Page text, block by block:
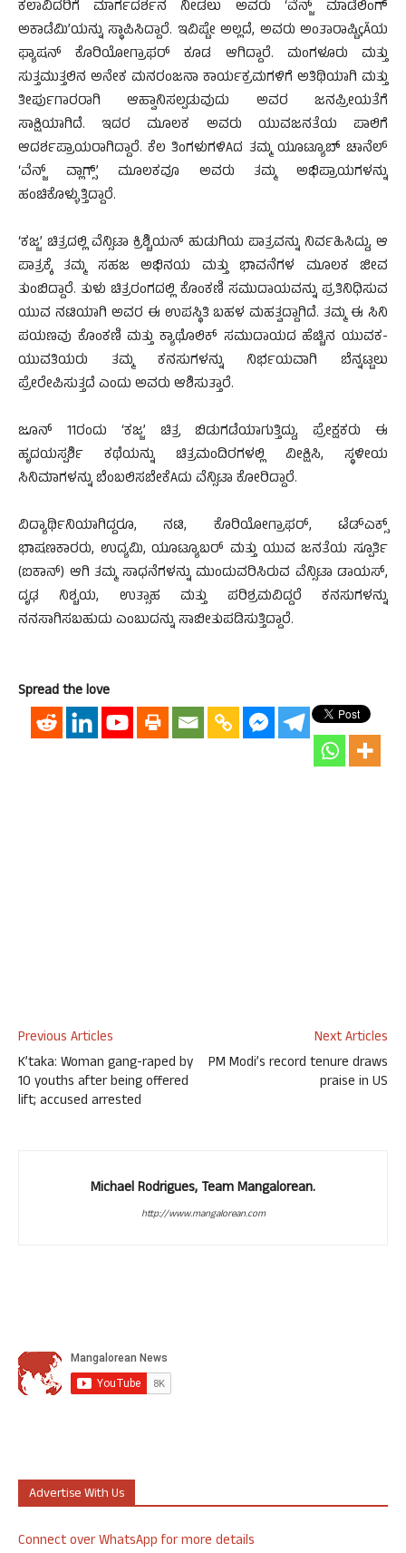
ಕಲಾವಿದರಿಗೆ ಮಾರ್ಗದರ್ಶನ ನೀಡಲು ಅವರು ‘ವೆನ್ಜ್ ಮಾಡೆಲಿಂಗ್
ಅಕಾಡೆಮಿ’ಯನ್ನು ಸ್ಥಾಪಿಸಿದ್ದಾರೆ. ಇವಿಷ್ಟೇ ಅಲ್ಲದೆ, ಅವರು ಅಂತಾರಾಷ್ಟಿçÃಯ
ಫ್ಯಾಷನ್ ಕೊರಿಯೋಗ್ರಾಫರ್ ಕೂಡ ಆಗಿದ್ದಾರೆ. ಮಂಗಳೂರು ಮತ್ತು
ಸುತ್ತಮುತ್ತಲಿನ ಅನೇಕ ಮನರಂಜನಾ ಕಾರ್ಯಕ್ರಮಗಳಿಗೆ ಅತಿಥಿಯಾಗಿ ಮತ್ತು
ತೀರ್ಪುಗಾರರಾಗಿ ಆಹ್ವಾನಿಸಲ್ಪಡುವುದು ಅವರ ಜನಪ್ರೀಯತೆಗೆ
ಸಾಕ್ಷಿಯಾಗಿದೆ. ಇದರ ಮೂಲಕ ಅವರು ಯುವಜನತೆಯ ಪಾಲಿಗೆ
ಆದರ್ಶಪ್ರಾಯರಾಗಿದ್ದಾರೆ. ಕೆಲ ತಿಂಗಳುಗಳಿAದ ತಮ್ಮ ಯೂಟ್ಯೂಬ್ ಚಾನೆಲ್
‘ವೆನ್ಜ್ ವ್ಲಾಗ್ಸ್’ ಮೂಲಕವೂ ಅವರು ತಮ್ಮ ಅಭಿಪ್ರಾಯಗಳನ್ನು
ಹಂಚಿಕೊಳ್ಳುತ್ತಿದ್ದಾರೆ.
‘ಕಜ್ಜ’ ಚಿತ್ರದಲ್ಲಿ ವೆನ್ಸಿಟಾ ಕ್ರಿಶ್ಚಿಯನ್ ಹುಡುಗಿಯ ಪಾತ್ರವನ್ನು ನಿರ್ವಹಿಸಿದ್ದು, ಆ
ಪಾತ್ರಕ್ಕೆ ತಮ್ಮ ಸಹಜ ಅಭಿನಯ ಮತ್ತು ಭಾವನೆಗಳ ಮೂಲಕ ಜೀವ
ತುಂಬಿದ್ದಾರೆ. ತುಳು ಚಿತ್ರರಂಗದಲ್ಲಿ ಕೊಂಕಣಿ ಸಮುದಾಯವನ್ನು ಪ್ರತಿನಿಧಿಸುವ
ಯುವ ನಟಿಯಾಗಿ ಅವರ ಈ ಉಪಸ್ಥಿತಿ ಬಹಳ ಮಹತ್ವದ್ದಾಗಿದೆ. ತಮ್ಮ ಈ ಸಿನಿ
ಪಯಣವು ಕೊಂಕಣಿ ಮತ್ತು ಕ್ಯಾಥೊಲಿಕ್ ಸಮುದಾಯದ ಹೆಚ್ಚಿನ ಯುವಕ-
ಯುವತಿಯರು ತಮ್ಮ ಕನಸುಗಳನ್ನು ನಿರ್ಭಯವಾಗಿ ಬೆನ್ನಟ್ಟಲು
ಪ್ರೇರೇಪಿಸುತ್ತದೆ ಎಂದು ಅವರು ಆಶಿಸುತ್ತಾರೆ.
ಜೂನ್ 11ರಂದು ‘ಕಜ್ಜ’ ಚಿತ್ರ ಬಿಡುಗಡೆಯಾಗುತ್ತಿದ್ದು, ಪ್ರೇಕ್ಷಕರು ಈ
ಹೃದಯಸ್ಪರ್ಶಿ ಕಥೆಯನ್ನು ಚಿತ್ರಮಂದಿರಗಳಲ್ಲಿ ವೀಕ್ಷಿಸಿ, ಸ್ಥಳೀಯ
ಸಿನಿಮಾಗಳನ್ನು ಬೆಂಬಲಿಸಬೇಕೆAದು ವೆನ್ಸಿಟಾ ಕೋರಿದ್ದಾರೆ.
ವಿದ್ಯಾರ್ಥಿನಿಯಾಗಿದ್ದರೂ, ನಟಿ, ಕೊರಿಯೋಗ್ರಾಫರ್, ಟೆಡ್‌ಎಕ್ಸ್
ಭಾಷಣಕಾರರು, ಉದ್ಯಮಿ, ಯೂಟ್ಯೂಬರ್ ಮತ್ತು ಯುವ ಜನತೆಯ ಸ್ಪೂರ್ತಿ
(ಐಕಾನ್) ಆಗಿ ತಮ್ಮ ಸಾಧನೆಗಳನ್ನು ಮುಂದುವರಿಸಿರುವ ವೆನ್ಸಿಟಾ ಡಾಯಸ್,
ದೃಢ ನಿಶ್ಚಯ, ಉತ್ಸಾಹ ಮತ್ತು ಪರಿಶ್ರಮವಿದ್ದರೆ ಕನಸುಗಳನ್ನು
ನನಸಾಗಿಸಬಹುದು ಎಂಬುದನ್ನು ಸಾಬೀತುಪಡಿಸುತ್ತಿದ್ದಾರೆ.
Spread the love
Previous Articles
K’taka: Woman gang-raped by
10 youths after being offered
lift; accused arrested
Next Articles
PM Modi’s record tenure draws
praise in US
Michael Rodrigues, Team Mangalorean.
http://www.mangalorean.com
Advertise With Us
Connect over WhatsApp for more details